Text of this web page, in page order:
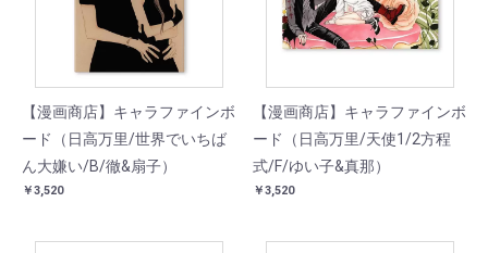
【漫画商店】キャラファインボ
ード（日高万里/世界でいちば
ん大嫌い/B/徹&扇子）
￥3,520
【漫画商店】キャラファインボ
ード（日高万里/天使1/2方程
式/F/ゆい子&真那）
￥3,520